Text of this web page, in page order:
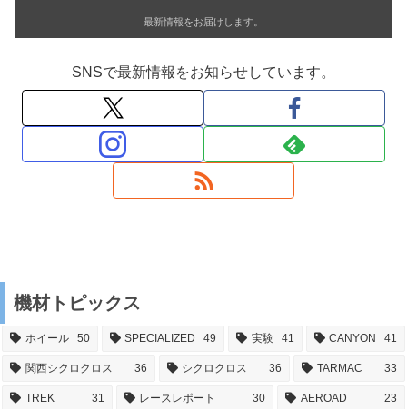
最新情報をお届けします。
SNSで最新情報をお知らせしています。
機材トピックス
ホイール 50 SPECIALIZED 49 実験 41 CANYON 41
関西シクロクロス 36 シクロクロス 36 TARMAC 33
TREK 31 レースレポート 30 AEROAD 23